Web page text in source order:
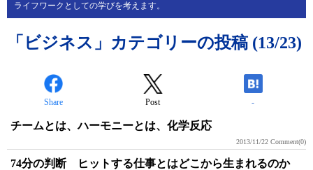
ライフワークとしての学びを考えます。
「ビジネス」カテゴリーの投稿 (13/23)
Share Post -
チームとは、ハーモニーとは、化学反応
2013/11/22 Comment(0)
74分の判断 ヒットする仕事とはどこから生まれるのか